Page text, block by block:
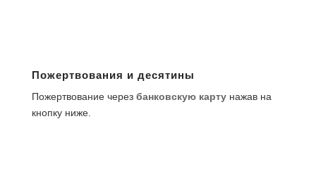
Пожертвования и десятины
Пожертвование через банковскую картунажав на
кнопку ниже.